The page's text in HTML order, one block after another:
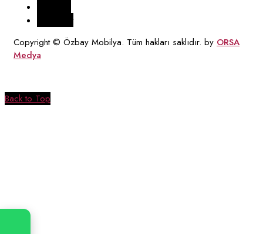
Copyright © Özbay Mobilya. Tüm hakları saklıdır. by ORSA
Medya
Back to Top